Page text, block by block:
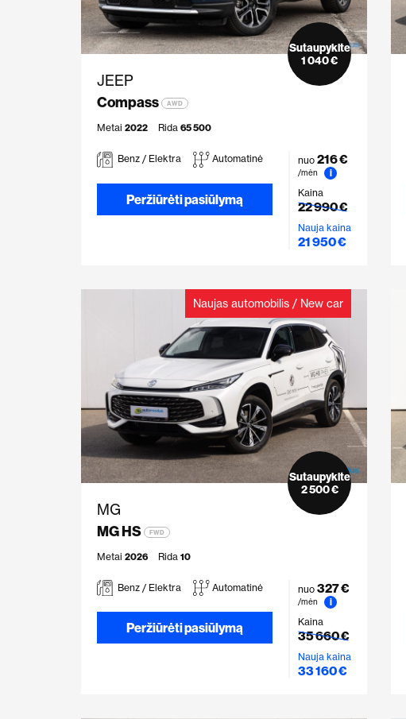
JEEP
Compass
AWD
Metai 2022 Rida 65 500
Sutaupykite
1 040 €
Benz / Elektra Automatinė
Peržiūrėti pasiūlymą
nuo 216 €
/mėn
i
Kaina
22 990 €
Nauja kaina
21 950 €
Naujas automobilis / New car
MG
MG HS
FWD
Metai 2026 Rida 10
Sutaupykite
2 500 €
Benz / Elektra Automatinė
Peržiūrėti pasiūlymą
nuo 327 €
/mėn
i
Kaina
35 660 €
Nauja kaina
33 160 €